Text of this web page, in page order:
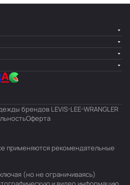
брендов LEVIS-LEE-WRANGLER
Оферта
применяются рекомендательные
(но не ограничиваясь)